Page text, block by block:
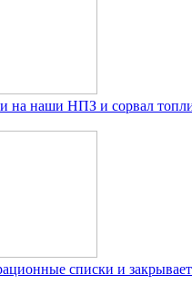
на наши НПЗ и сорвал
списки и